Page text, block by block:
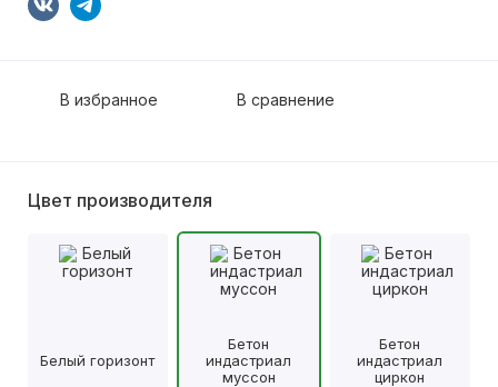
В избранное В сравнение
Цвет производителя
Белый горизонт
Бетон
индастриал
муссон
Бетон
индастриал
циркон